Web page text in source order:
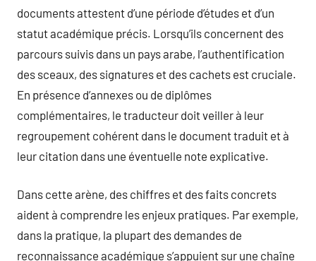
documents attestent d’une période d’études et d’un
statut académique précis. Lorsqu’ils concernent des
parcours suivis dans un pays arabe, l’authentification
des sceaux, des signatures et des cachets est cruciale.
En présence d’annexes ou de diplômes
complémentaires, le traducteur doit veiller à leur
regroupement cohérent dans le document traduit et à
leur citation dans une éventuelle note explicative.
Dans cette arène, des chiffres et des faits concrets
aident à comprendre les enjeux pratiques. Par exemple,
dans la pratique, la plupart des demandes de
reconnaissance académique s’appuient sur une chaîne